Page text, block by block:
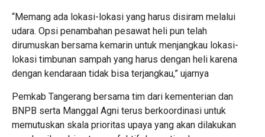
“Memang ada lokasi-lokasi yang harus disiram melalui
udara. Opsi penambahan pesawat heli pun telah
dirumuskan bersama kemarin untuk menjangkau lokasi-
lokasi timbunan sampah yang harus dengan heli karena
dengan kendaraan tidak bisa terjangkau,” ujarnya
Pemkab Tangerang bersama tim dari kementerian dan
BNPB serta Manggal Agni terus berkoordinasi untuk
memutuskan skala prioritas upaya yang akan dilakukan